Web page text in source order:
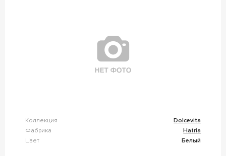
Коллекция
Dolcevita
Фабрика
Hatria
Цвет
Белый